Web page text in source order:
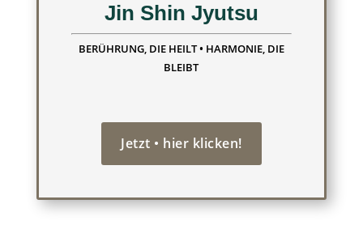
Jin Shin Jyutsu
BERÜHRUNG, DIE HEILT • HARMONIE, DIE
BLEIBT
Jetzt • hier klicken!